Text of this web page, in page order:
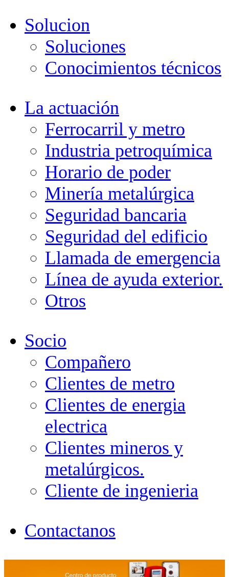
Solucion
Soluciones
Conocimientos técnicos
La actuación
Ferrocarril y metro
Industria petroquímica
Horario de poder
Minería metalúrgica
Seguridad bancaria
Seguridad del edificio
Llamada de emergencia
Línea de ayuda exterior.
Otros
Socio
Compañero
Clientes de metro
Clientes de energia
electrica
Clientes mineros y
metalúrgicos.
Cliente de ingenieria
Contactanos